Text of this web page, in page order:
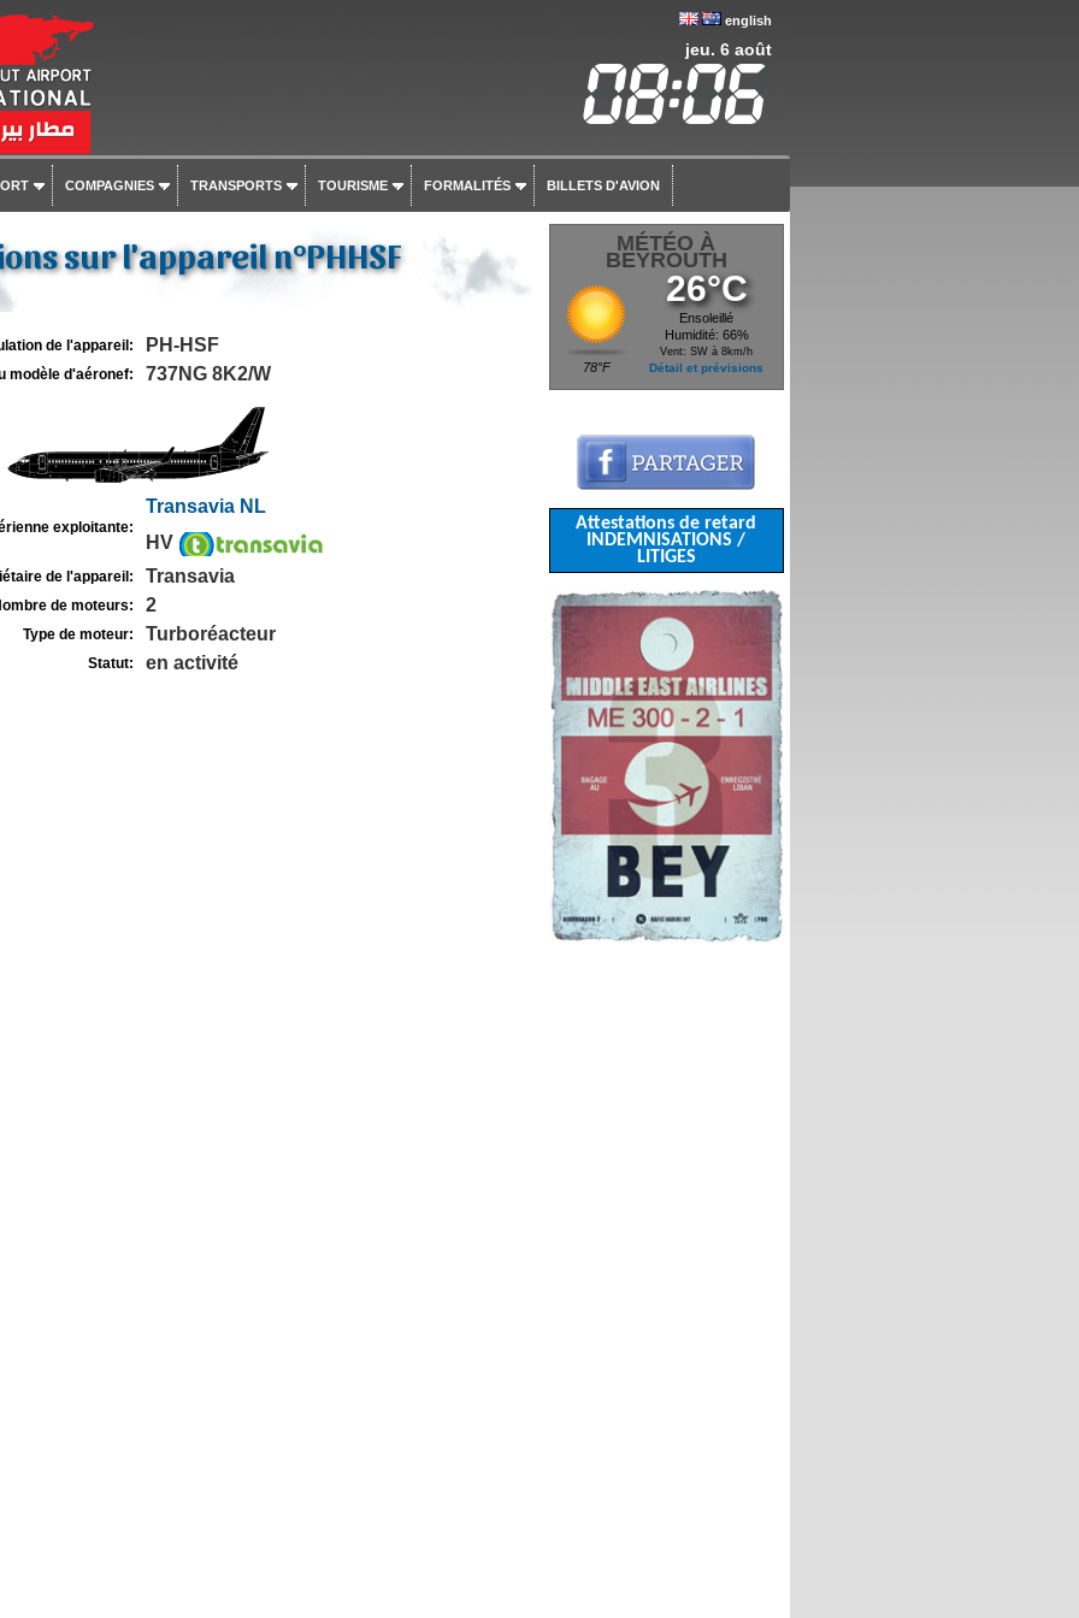
english
jeu. 6 août
COMPAGNIES TRANSPORTS TOURISME FORMALITÉS BILLETS D'AVION
sur l'appareil n°PHHSF
de l'appareil: PH-HSF
modèle d'aéronef: 737NG 8K2/W
exploitante:
Transavia NL
HV
de l'appareil: Transavia
de moteurs: 2
Type de moteur: Turboréacteur
Statut: en activité
MÉTÉO À
BEYROUTH
78°F
26°C
Ensoleillé
Humidité: 66%
Vent: SW à 8km/h
Détail et prévisions
Attestations de retard
INDEMNISATIONS /
LITIGES